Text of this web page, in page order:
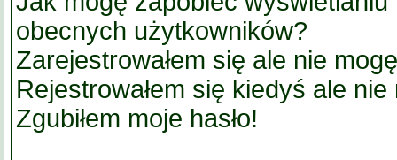
obecnych użytkowników?
Zarejestrowałem się ale nie
Rejestrowałem się kiedyś ale
Zgubiłem moje hasło!